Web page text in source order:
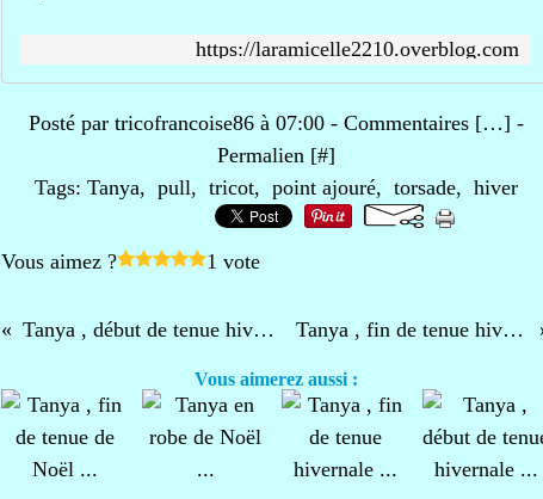
https://laramicelle2210.overblog.com
Posté par tricofrancoise86 à 07:00 - Commentaires […] -
Permalien [#]
Tags: Tanya, pull, tricot, point ajouré, torsade, hiver
Vous aimez ? 1 vote
Tanya , début de tenue hivernale ... Tanya , fin de tenue hivernale ...
Vous aimerez aussi :